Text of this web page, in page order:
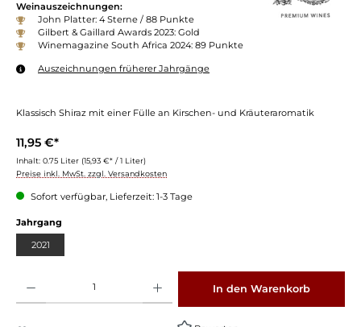
Weinauszeichnungen:
John Platter: 4 Sterne / 88 Punkte
Gilbert & Gaillard Awards 2023: Gold
Winemagazine South Africa 2024: 89 Punkte
Auszeichnungen früherer Jahrgänge
Klassisch Shiraz mit einer Fülle an Kirschen- und Kräuteraromatik
11,95 €*
Inhalt: 0.75 Liter (15,93 €* / 1 Liter)
Preise inkl. MwSt. zzgl. Versandkosten
Sofort verfügbar, Lieferzeit: 1-3 Tage
Jahrgang
2021
In den Warenkorb